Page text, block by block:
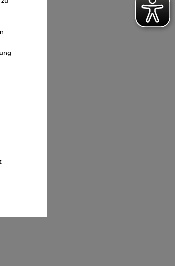
Embed, Google Tag Manager, Instagram Embed,